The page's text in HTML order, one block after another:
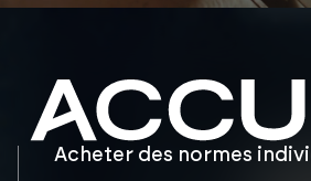
Acheter des normes